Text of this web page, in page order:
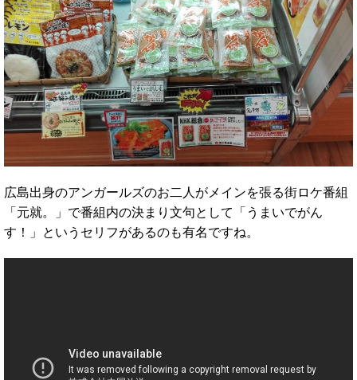
広島出身のアンガールズのお二人がメインを張る街ロケ番組
「元就。」で番組内の決まり文句として「うまいでがん
す！」というセリフがあるのも有名ですね。